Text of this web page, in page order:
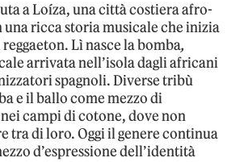
a Loíza, una città costiera afro-
ricca storia musicale che inizia
Lì nasce la bomba,
arrivata nell’isola dagli africani
spagnoli. Diverse tribù
e il ballo come mezzo di
campi di cotone, dove non
tra di loro. Oggi il genere continua
d’espressione dell’identità